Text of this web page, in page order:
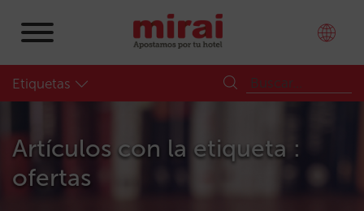
Etiquetas
Artículos con la etiqueta :
ofertas